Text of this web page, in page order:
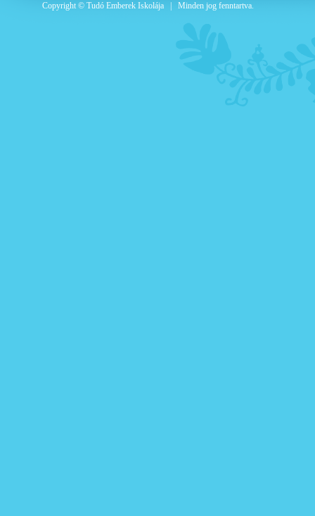
Copyright © Tudó Emberek Iskolája | Minden jog fenntartva.